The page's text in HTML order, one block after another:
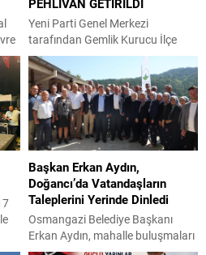
Yeni Parti Genel Merkezi
tarafından Gemlik Kurucu İlçe
Başkanlığı görevine Servet
Pehlivan getirildi. Yeni Parti
Gemlik Kurucu İlçe Başkanı Servet
Pehlivan, yaptığı açıklama, “Parti
örgütlenme çalışmalarını
yürütmek, ilçe örgütünün kuruluş
işlemlerini gerçekleştirmek, üyelik
çalışmalarının yürütmek ve
kuruluş sürecinde partimizi temsil
etmek üzere görevlendirildim.
Kurucu ilçe başkanlığı görevinin
verilmesiyle birlikte Yeni...
Başkan Erkan Aydın,
Doğancı’da Vatandaşların
Taleplerini Yerinde Dinledi
Osmangazi Belediye Başkanı
Erkan Aydın, mahalle buluşmaları
kapsamında kırsal Doğancı